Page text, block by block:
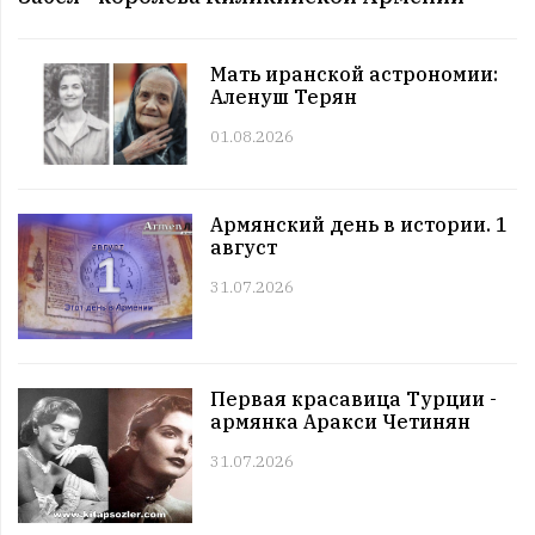
11:00 | 11.07 | 1027
ЗНАМЕНИТОСТИ
Именниники. 11 июль
10:00 | 11.07 | 1002
АРМЯНЕ
Армянский день в истории. 11 июль
Все праздники. 11 июль
08:00 | 11.07 | 986|
ГОРОСКОПЫ
Четверг. 11 июль
12:00 | 10.07 | 1023
Этот день в истории. 10 июль
11:00 | 10.07 | 1010
Именниники. 10 июль
10:00 | 10.07 | 989|
Армянский день в истории. 10 июль
09:00 | 10.07 |
990|
Все праздники. 10 июль
Мать иранской астрономии:
Аленуш Терян
01.08.2026
Армянский день в истории. 1
август
31.07.2026
Первая красавица Турции -
армянка Аракси Четинян
31.07.2026